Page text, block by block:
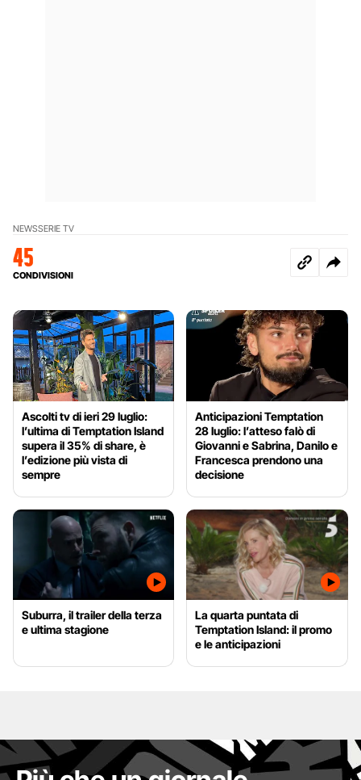
NEWSSERIE TV
45
CONDIVISIONI
Ascolti tv di ieri 29 luglio:
l’ultima di Temptation Island
supera il 35% di share, è
l’edizione più vista di
sempre
Anticipazioni Temptation
28 luglio: l’atteso falò di
Giovanni e Sabrina, Danilo e
Francesca prendono una
decisione
Suburra, il trailer della terza
e ultima stagione
La quarta puntata di
Temptation Island: il promo
e le anticipazioni